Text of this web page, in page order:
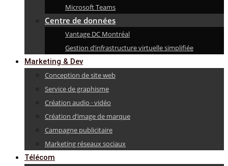
Microsoft Teams
Centre de données
Vantage DC Montréal
Gestion d’infrastructure virtuelle simplifiée
Marketing & Dev
Conception de site web
Service de graphisme
Création audio · vidéo
Création d’image de marque
Campagne publicitaire
Marketing réseaux sociaux
Télécom